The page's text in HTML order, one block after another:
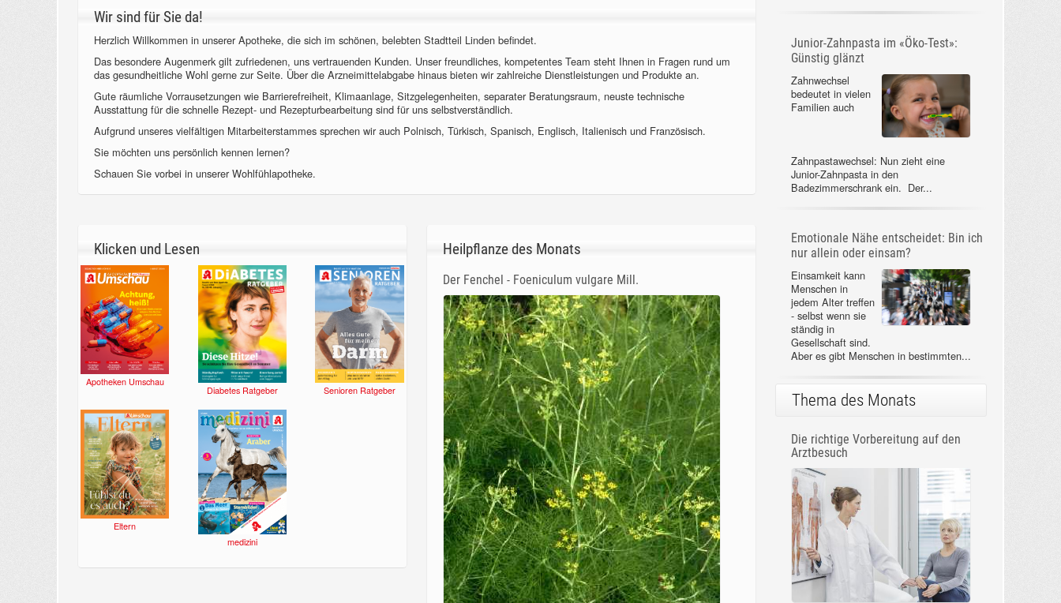
Wir sind für Sie da!
Herzlich Willkommen in unserer Apotheke, die sich im schönen, belebten Stadtteil Linden befindet.
Das besondere Augenmerk gilt zufriedenen, uns vertrauenden Kunden. Unser freundliches, kompetentes Team steht Ihnen in Fragen rund um
das gesundheitliche Wohl gerne zur Seite. Über die Arzneimittelabgabe hinaus bieten wir zahlreiche Dienstleistungen und Produkte an.
Gute räumliche Vorrausetzungen wie Barrierefreiheit, Klimaanlage, Sitzgelegenheiten, separater Beratungsraum, neuste technische
Ausstattung für die schnelle Rezept- und Rezepturbearbeitung sind für uns selbstverständlich.
Aufgrund unseres vielfältigen Mitarbeiterstammes sprechen wir auch Polnisch, Türkisch, Spanisch, Englisch, Italienisch und Französisch.
Sie möchten uns persönlich kennen lernen?
Schauen Sie vorbei in unserer Wohlfühlapotheke.
Klicken und Lesen
Apotheken Umschau
Diabetes Ratgeber Senioren Ratgeber
Eltern
medizini
Heilpflanze des Monats
Der Fenchel - Foeniculum vulgare Mill.
Junior-Zahnpasta im «Öko-Test»:
Günstig glänzt
Zahnwechsel
bedeutet in vielen
Familien auch
Zahnpastawechsel: Nun zieht eine
Junior-Zahnpasta in den
Badezimmerschrank ein. Der...
Emotionale Nähe entscheidet: Bin ich
nur allein oder einsam?
Einsamkeit kann
Menschen in
jedem Alter treffen
- selbst wenn sie
ständig in
Gesellschaft sind.
Aber es gibt Menschen in bestimmten...
Thema des Monats
Die richtige Vorbereitung auf den
Arztbesuch